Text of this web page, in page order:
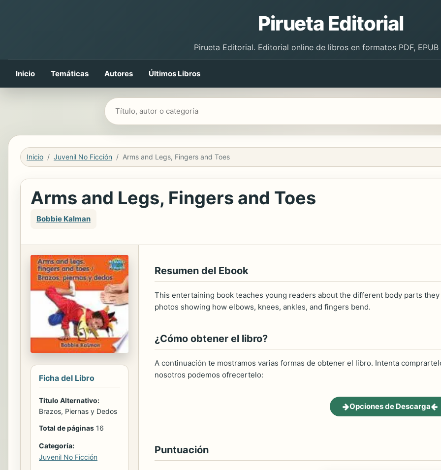
Pirueta Editorial
Pirueta Editorial. Editorial online de libros en formatos PDF, EPUB
Inicio Temáticas Autores Últimos Libros
Buscar libros
Inicio Juvenil No Ficción Arms and Legs, Fingers and Toes
Arms and Legs, Fingers and Toes
Bobbie Kalman
Ficha del Libro
Titulo Alternativo:
Brazos, Piernas y Dedos
Total de páginas 16
Categoría:
Juvenil No Ficción
Resumen del Ebook
This entertaining book teaches young readers about the different body parts
photos showing how elbows, knees, ankles, and fingers bend.
¿Cómo obtener el libro?
A continuación te mostramos varias formas de obtener el libro. Intenta
nosotros podemos ofrecertelo:
Opciones de Descarga
Puntuación